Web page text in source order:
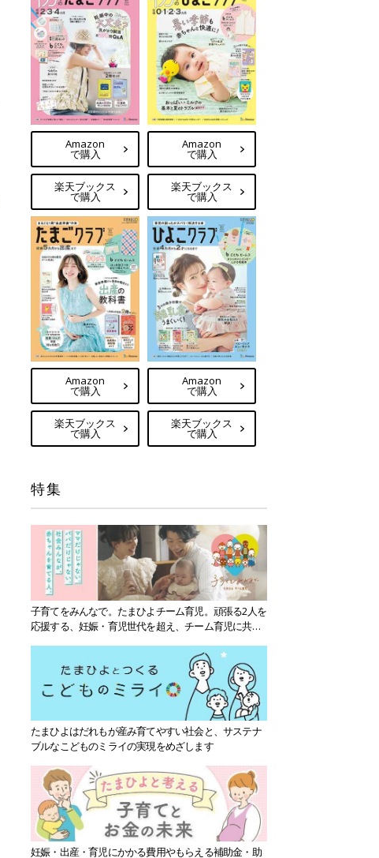
Amazon
で購入
楽天ブックス
で購入
Amazon
で購入
楽天ブックス
で購入
Amazon
で購入
楽天ブックス
で購入
Amazon
で購入
楽天ブックス
で購入
特集
子育てをみんなで。たまひよチーム育児。頑張る2人を
応援する、妊娠・育児世代を超え、チーム育児に共感
たまひよはだれもが産み育てやすい社会と、サステナ
ブルなこどものミライの実現をめざします
妊娠・出産・育児にかかる費用やもらえる補助金・助